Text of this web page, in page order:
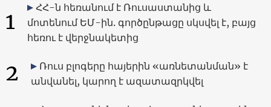
1
ՀՀ-ն հեռանում է Ռուսաստանից և
մոտենում ԵՄ-ին. գործընթացը սկսվել է, բայց
հեռու է վերջնակետից
2
Ռուս բլոգերը հայերին «առնետանման» է
անվանել, կարող է ազատազրկվել